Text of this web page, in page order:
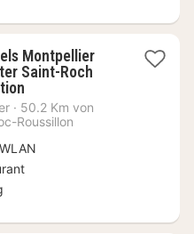
Montpellier
Saint-Roch
1
Nacht
ab
€
· 50.2 Km von
Roussillon